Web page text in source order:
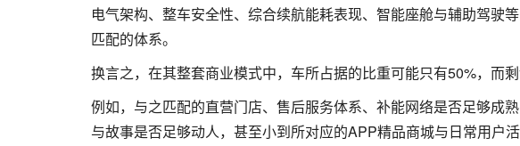
电气架构、整车安全性、综合续航能耗表现、智能座舱与辅助驾驶
匹配的体系。
换言之，在其整套商业模式中，车所占据的比重可能只有50%，而剩
例如，与之匹配的直营门店、售后服务体系、补能网络是否足够成
与故事是否足够动人，甚至小到所对应的APP精品商城与日常用户